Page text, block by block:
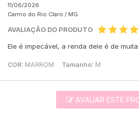
11/06/2026
Carmo do Rio Claro / MG
AVALIAÇÃO DO PRODUTO
Ele é impecável, a renda dele é de
COR: MARROM Tamanho: M
AVALIAR ESTE